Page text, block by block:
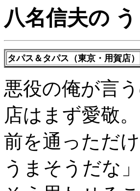
八名信夫の
タパス＆タパス（東京・用賀店）
悪役の俺が言
店はまず愛敬。
前を通っただ
うまそうだな」